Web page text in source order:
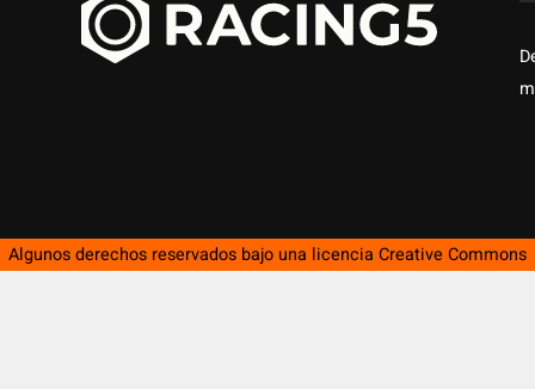
Algunos derechos reservados bajo una licencia Creative Commons